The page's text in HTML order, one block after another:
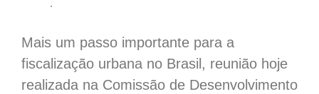
.
Mais um passo importante para a
fiscalização urbana no Brasil, reunião hoje
realizada na Comissão de Desenvolvimento